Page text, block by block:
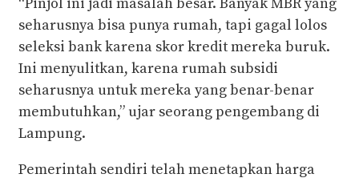
seharusnya bisa punya rumah, tapi gagal lolos
seleksi bank karena skor kredit mereka buruk.
Ini menyulitkan, karena rumah subsidi
seharusnya untuk mereka yang benar-benar
membutuhkan,” ujar seorang pengembang di
Lampung.
Pemerintah sendiri telah menetapkan harga